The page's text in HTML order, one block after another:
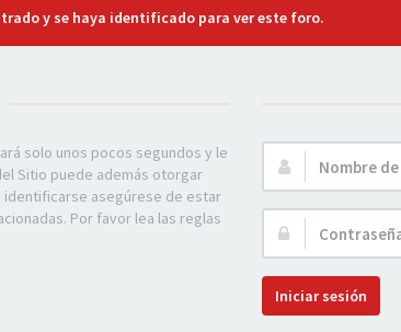
y se haya identificado para ver este foro.
solo unos pocos segundos y le
Sitio puede además otorgar
identificarse asegúrese de estar
Por favor lea las reglas
Nombre
de
Usuario:
Contraseña:
Iniciar sesión